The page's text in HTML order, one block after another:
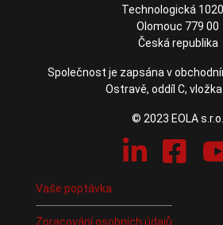
Technologická
Olomouc 779 00
Česká republika
Společnost je zapsána v
Ostravě, oddíl C,
© 2023 EOLA s.r.o.
Vaše poptávka
Zpracování osobních údajů